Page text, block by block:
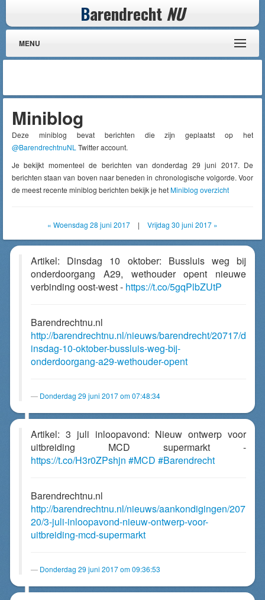
Barendrecht NU
MENU
Miniblog
Deze miniblog bevat berichten die zijn geplaatst op het
@BarendrechtnuNL Twitter account.
Je bekijkt momenteel de berichten van donderdag 29 juni 2017. De
berichten staan van boven naar beneden in chronologische volgorde. Voor
de meest recente miniblog berichten bekijk je hetMiniblog overzicht
« Woensdag 28 juni 2017 | Vrijdag 30 juni 2017 »
Artikel: Dinsdag 10 oktober: Bussluis weg bij
onderdoorgang A29, wethouder opent nieuwe
verbinding oost-west - https://t.co/5gqPlbZUtP
Barendrechtnu.nl
http://barendrechtnu.nl/nieuws/barendrecht/20717/d
insdag-10-oktober-bussluis-weg-bij-
onderdoorgang-a29-wethouder-opent
Donderdag 29 juni 2017 om 07:48:34
Artikel: 3 juli inloopavond: Nieuw ontwerp voor
uitbreiding MCD supermarkt -
https://t.co/H3r0ZPshjn #MCD #Barendrecht
Barendrechtnu.nl
http://barendrechtnu.nl/nieuws/aankondigingen/207
20/3-juli-inloopavond-nieuw-ontwerp-voor-
uitbreiding-mcd-supermarkt
Donderdag 29 juni 2017 om 09:36:53